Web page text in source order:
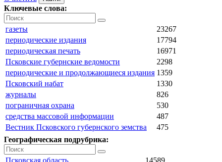
Ключевые слова:
газеты
23267
периодические издания
17794
периодическая печать
16971
Псковские губернские ведомости
2298
периодические и продолжающиеся издания 1359
Псковский набат
1330
журналы
826
пограничная охрана
530
средства массовой информации
487
Вестник Псковского губернского земства
475
Географическая подрубрика:
Псковская область
14589